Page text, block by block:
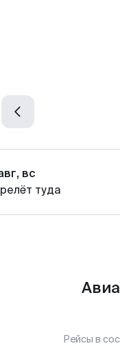
вс
туда
Рейсы в